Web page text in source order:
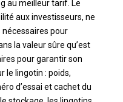
au meilleur tarif. Le
aux investisseurs, ne
pour
la valeur sûre qu’est
pour garantir son
le lingotin : poids,
d’essai et cachet du